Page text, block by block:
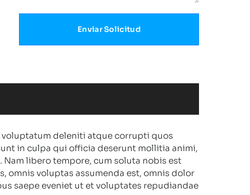
Enviar Solicitud
deleniti atque corrupti quos
in culpa qui officia deserunt mollitia animi,
libero tempore, cum soluta nobis est
omnis voluptas assumenda est, omnis dolor
saepe eveniet ut et voluptates repudiandae